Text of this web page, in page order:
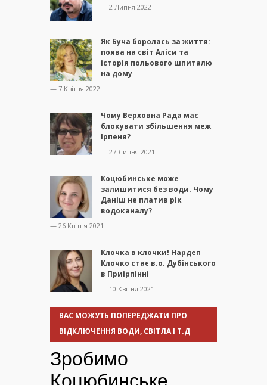
— 2 Липня 2022
Як Буча боролась за життя:
поява на світ Аліси та
історія польового шпиталю
на дому
— 7 Квітня 2022
Чому Верховна Рада має
блокувати збільшення меж
Ірпеня?
— 27 Липня 2021
Коцюбинське може
залишитися без води. Чому
Даніш не платив рік
водоканалу?
— 26 Квітня 2021
Клочка в клочки! Нардеп
Клочко стає в.о. Дубінського
в Приірпінні
— 10 Квітня 2021
ВАС МОЖУТЬ ПОПЕРЕДЖАТИ ПРО
ВІДКЛЮЧЕННЯ ВОДИ, СВІТЛА І Т.Д